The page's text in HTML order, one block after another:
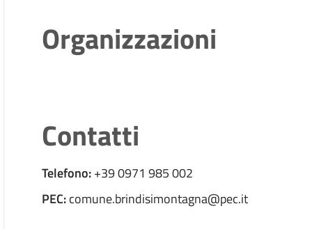
Organizzazioni
Contatti
Telefono:+39 0971 985 002
PEC:comune.brindisimontagna@pec.it